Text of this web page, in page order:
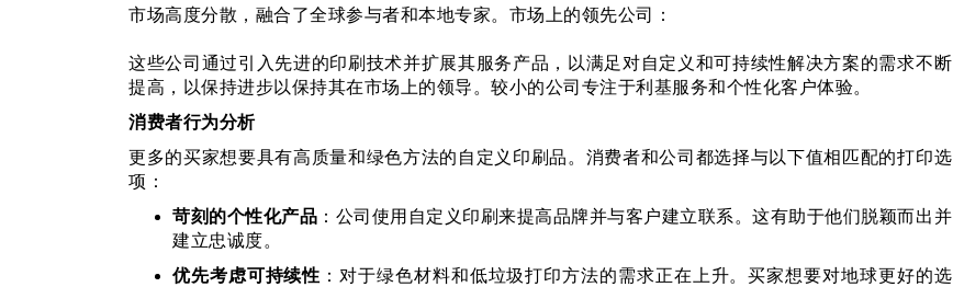
市场高度分散，融合了全球参与者和本地专家。市场上的领先公司：
这些公司通过引入先进的印刷技术并扩展其服务产品，以满足对自定义和可持续性解决方案的需求不断
提高，以保持进步以保持其在市场上的领导。较小的公司专注于利基服务和个性化客户体验。
消费者行为分析
更多的买家想要具有高质量和绿色方法的自定义印刷品。消费者和公司都选择与以下值相匹配的打印选
项：
苛刻的个性化产品 ：公司使用自定义印刷来提高品牌并与客户建立联系。这有助于他们脱颖而出并
建立忠诚度。
优先考虑可持续性 ：对于绿色材料和低垃圾打印方法的需求正在上升。买家想要对地球更好的选